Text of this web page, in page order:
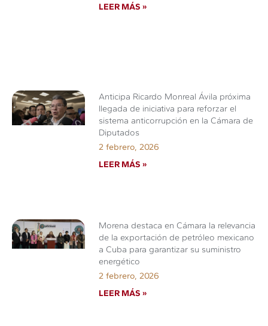
LEER MÁS »
Anticipa Ricardo Monreal Ávila próxima
llegada de iniciativa para reforzar el
sistema anticorrupción en la Cámara de
Diputados
2 febrero, 2026
LEER MÁS »
Morena destaca en Cámara la relevancia
de la exportación de petróleo mexicano
a Cuba para garantizar su suministro
energético
2 febrero, 2026
LEER MÁS »